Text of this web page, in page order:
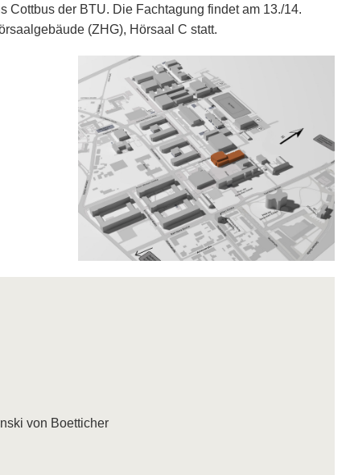
Cottbus der BTU. Die Fachtagung findet am 13./14.
(ZHG), Hörsaal C statt.
von Boetticher